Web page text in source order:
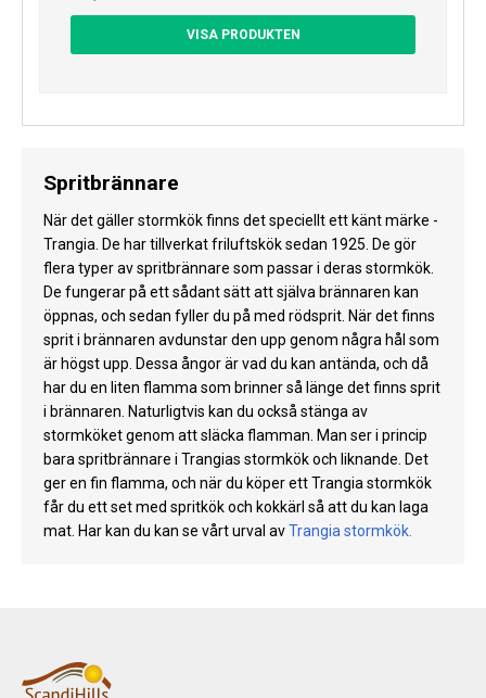
VISA PRODUKTEN
Spritbrännare
När det gäller stormkök finns det speciellt ett känt märke -
Trangia. De har tillverkat friluftskök sedan 1925. De gör
flera typer av spritbrännare som passar i deras stormkök.
De fungerar på ett sådant sätt att själva brännaren kan
öppnas, och sedan fyller du på med rödsprit. När det finns
sprit i brännaren avdunstar den upp genom några hål som
är högst upp. Dessa ångor är vad du kan antända, och då
har du en liten flamma som brinner så länge det finns sprit
i brännaren. Naturligtvis kan du också stänga av
stormköket genom att släcka flamman. Man ser i princip
bara spritbrännare i Trangias stormkök och liknande. Det
ger en fin flamma, och när du köper ett Trangia stormkök
får du ett set med spritkök och kokkärl så att du kan laga
mat. Har kan du kan se vårt urval avTrangia stormkök